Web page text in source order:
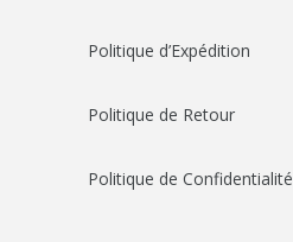
Politique d’Expédition
Politique de Retour
Politique de Confidentialité